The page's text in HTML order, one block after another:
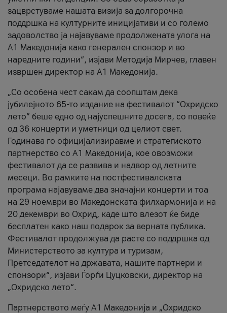
зацврстуваме нашата визија за долгорочна
поддршка на културните иницијативи и со големо
задоволство ја најавуваме продолжената улога на
A1 Македонија како генерален спонзор и во
наредните години“, изјави Методија Мирчев, главен
извршен директор на A1 Македонија.
„Со особена чест сакам да соопштам дека
јубилејното 65-то издание на фестивалот “Охридско
лето” беше едно од најуспешните досега, со повеќе
од 36 концерти и уметници од целиот свет.
Годинава го официјализиравме и стратегиското
партнерство со А1 Македонија, кое овозможи
фестивалот да се развива и надвор од летните
месеци. Во рамките на постфестивалската
програма најавуваме два значајни концерти и тоа
на 29 ноември во Македонската филхармонија и на
20 декември во Охрид, каде што влезот ќе биде
бесплатен како наш подарок за верната публика.
Фестивалот продолжува да расте со поддршка од
Министерството за култура и туризам,
Претседателот на државата, нашите партнери и
спонзори“, изјави Ѓорѓи Цуцковски, директор на
„Охридско лето“.
Партнерството меѓу A1 Македонија и „Охридско